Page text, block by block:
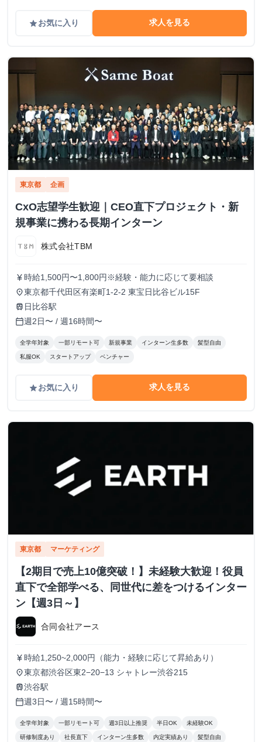
gradeお気に入り 求人を見る
東京都 企画
CxO志望学生歓迎｜CEO直下プロジェクト・新
規事業に携わる長期インターン
株式会社TBM
currency_yen 時給1,500円〜1,800円※経験・能力に応じて要相談
place東京都千代田区有楽町1-2-2 東宝日比谷ビル15F
train 日比谷駅
calendar_today週2日〜 / 週16時間〜
全学年対象 一部リモート可 新規事業 インターン生多数 髪型自由
私服OK スタートアップ ベンチャー
gradeお気に入り 求人を見る
東京都 マーケティング
【2期目で売上10億突破！】未経験大歓迎！役員
直下で全部学べる、同世代に差をつけるインター
ン【週3日～】
合同会社アース
currency_yen 時給1,250~2,000円（能力・経験に応じて昇給あり）
place東京都渋谷区東2−20−13 シャトレー渋谷215
train渋谷駅
calendar_today週3日〜 / 週15時間〜
全学年対象 一部リモート可 週3日以上推奨 半日OK 未経験OK
研修制度あり 社長直下 インターン生多数 内定実績あり 髪型自由